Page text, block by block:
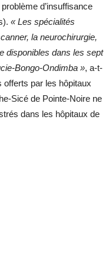
d’insuffisance
« Les spécialités
la neurochirurgie,
disponibles dans les sept
Bongo-Ondimba », a-t-
offerts par les hôpitaux
Sicé de Pointe-Noire ne
dans les hôpitaux de